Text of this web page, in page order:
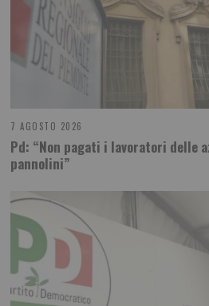
7 AGOSTO 2026
Pd: “Non pagati i lavoratori delle
pannolini”